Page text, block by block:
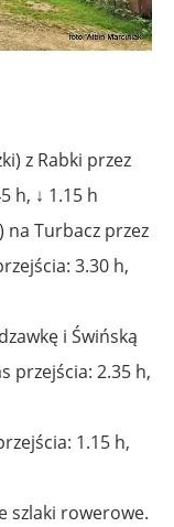
z Rabki przez
h, ↓ 1.15 h
na Turbacz przez
3.30 h,
i Świńską
przejścia: 2.35 h,
1.15 h,
szlaki rowerowe.